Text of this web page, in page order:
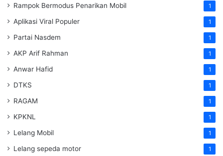
Rampok Bermodus Penarikan Mobil 1
Aplikasi Viral Populer 1
Partai Nasdem 1
AKP Arif Rahman 1
Anwar Hafid 1
DTKS 1
RAGAM 1
KPKNL 1
Lelang Mobil 1
Lelang sepeda motor 1